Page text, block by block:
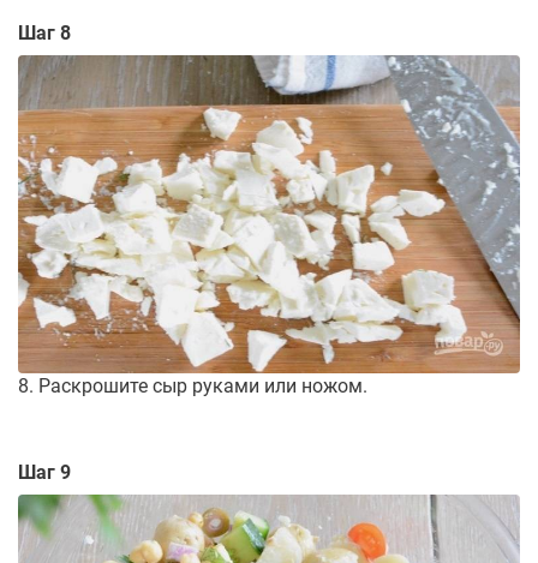
Шаг 8
8. Раскрошите сыр руками или ножом.
Шаг 9